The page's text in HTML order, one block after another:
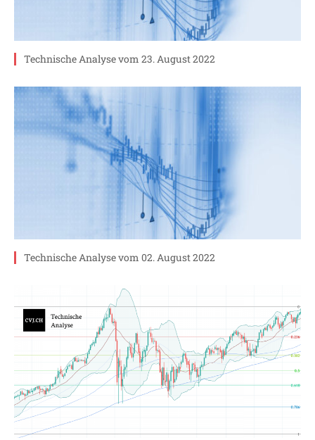
Technische Analyse vom 23. August 2022
Technische Analyse vom 02. August 2022